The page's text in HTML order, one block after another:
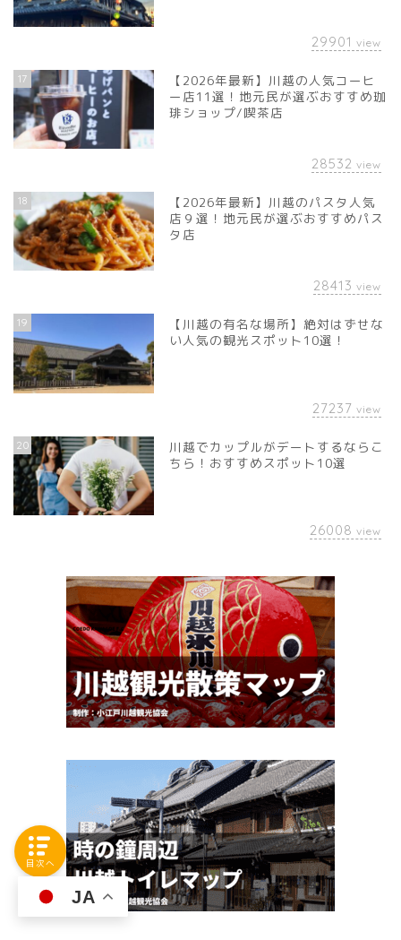
29901 view
17
【2026年最新】川越の人気コーヒ
ー店11選！地元民が選ぶおすすめ珈
琲ショップ/喫茶店
28532 view
18
【2026年最新】川越のパスタ人気
店９選！地元民が選ぶおすすめパス
タ店
28413 view
19
【川越の有名な場所】絶対はずせな
い人気の観光スポット10選！
27237 view
20
川越でカップルがデートするならこ
ちら！おすすめスポット10選
26008 view
JA
目次へ